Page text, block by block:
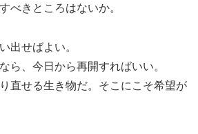
べきところはないか。
出せばよい。
ら、今日から再開すればいい。
直せる生き物だ。そこにこそ希望が